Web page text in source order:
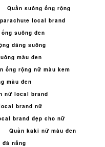
Quần suông ống rộng
local brand
ống suông đen
dáng suông
màu đen
ống rộng nữ màu kem
màu đen
nữ local brand
brand nữ
brand đẹp cho nữ
Quần kaki nữ màu đen
đà nẵng